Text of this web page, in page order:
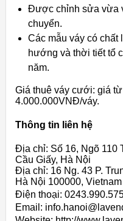
Được chỉnh sửa vừa
chuyển.
Các mẫu váy có
hướng và thời tiết tổ
năm.
Giá thuê váy cưới: giá
4.000.000VNĐ/váy.
Thông tin liên hệ
Địa chỉ: Số 16, Ngõ 110
Cầu Giấy, Hà Nội
Địa chỉ: 16 Ng. 43 P.
Hà Nội 100000, Vietnam
Điện thoại:
Email: